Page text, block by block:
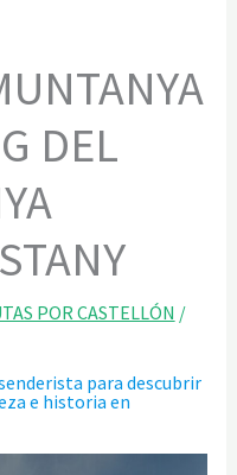
DEL
POR CASTELLÓN /
para descubrir
e historia en